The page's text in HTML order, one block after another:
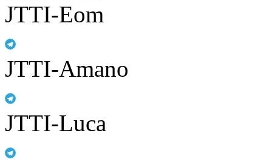
JTTI-Eom
JTTI-Amano
JTTI-Luca